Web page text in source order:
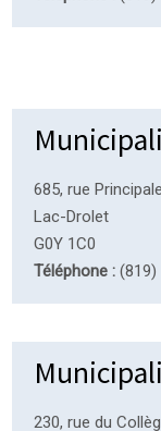
685, rue Principale
Lac-Drolet
G0Y 1C0
Téléphone : (819)
230, rue du